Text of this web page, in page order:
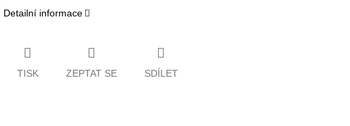
Detailní informace
TISK ZEPTAT SE SDÍLET